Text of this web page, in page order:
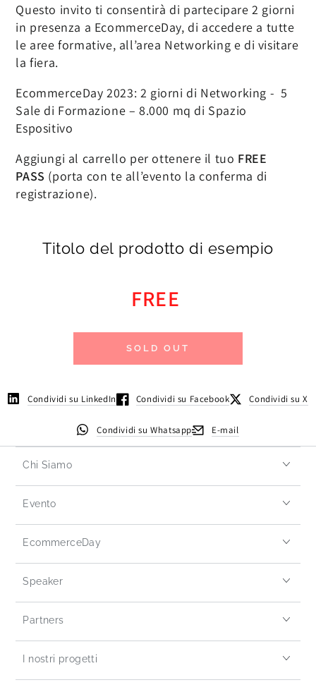
Questo invito ti consentirà di partecipare 2 giorni
in presenza a EcommerceDay, di accedere a tutte
le aree formative, all’area Networking e di visitare
la fiera.
EcommerceDay 2023: 2 giorni di Networking - 5
Sale di Formazione – 8.000 mq di Spazio
Espositivo
Aggiungi al carrello per ottenere il tuo FREE
PASS (porta con te all’evento la conferma di
registrazione).
Titolo del prodotto di esempio
FREE
SOLD OUT
Condividi su LinkedIn Condividi su Facebook Condividi su X
Condividi su Whatsapp E-mail
Chi Siamo
Evento
EcommerceDay
Speaker
Partners
I nostri progetti